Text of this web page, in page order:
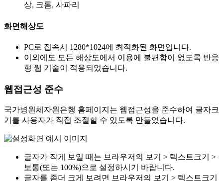
상, 크롬, 사파리
화면해상도
PC로 접속시 1280*1024에 최적화된 화면입니다.
이외에도 모든 해상도에서 이용에 불편함이 없도록 반응
형 웹 기술이 적용되었습니다.
웹접근성 준수
국가병원체자원은행 홈페이지는 웹접근성을 준수하여 글자크
기를 사용자가 직접 조절할 수 있도록 만들었습니다.
글자가 작게 보일 때는 브라우저의 보기 > 텍스트크기 >
보통(또는 100%)으로 설정하시기 바랍니다.
글자를 좀더 크게 보려면 브라우저의 보기 > 텍스트크기